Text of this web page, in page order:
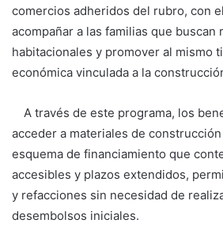
comercios adheridos del rubro, con
acompañar a las familias que buscan
habitacionales y promover al mismo
económica vinculada a la
A través de este programa, los
acceder a materiales de
esquema de financiamiento que
accesibles y plazos extendidos,
y refacciones sin necesidad de
desembolsos iniciales.